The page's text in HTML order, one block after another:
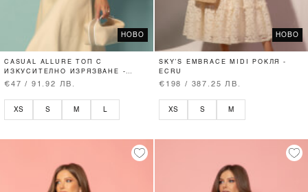
НОВО
CASUAL ALLURE ТОП С
ИЗКУСИТЕЛНО ИЗРЯЗВАНЕ -
SOFT BEIGE
€47 / 91.92 ЛВ.
XS S M
НОВО
SKY’S EMBRACE MIDI РОКЛЯ -
ECRU
€198 / 387.25 ЛВ.
XS S M